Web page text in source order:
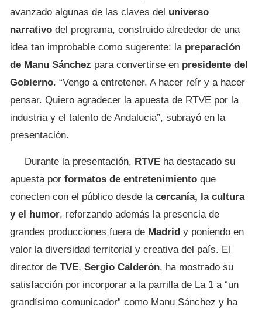
avanzado algunas de las claves del universo
narrativo del programa, construido alrededor de una
idea tan improbable como sugerente: la preparación
de Manu Sánchez para convertirse en presidente del
Gobierno. “Vengo a entretener. A hacer reír y a hacer
pensar. Quiero agradecer la apuesta de RTVE por la
industria y el talento de Andalucia”, subrayó en la
presentación.
Durante la presentación, RTVE ha destacado su
apuesta por formatos de entretenimiento que
conecten con el público desde la cercanía, la cultura
y el humor, reforzando además la presencia de
grandes producciones fuera de Madrid y poniendo en
valor la diversidad territorial y creativa del país. El
director de TVE, Sergio Calderón, ha mostrado su
satisfacción por incorporar a la parrilla de La 1 a “un
grandísimo comunicador” como Manu Sánchez y ha